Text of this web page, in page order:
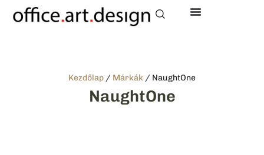
Kezdőlap / Márkák / NaughtOne
NaughtOne